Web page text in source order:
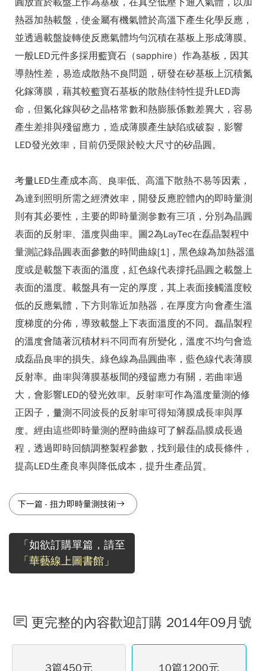
圓放置於載盤上作為基板，在真空低壓下通入氣體，以加
熱器加熱載盤，使金屬有機氣體於高溫下產生化學反應，
並透過載盤旋轉使反應氣體均勻沉積在基板上形成薄膜。
一般LED元件多採用藍寶石（sapphire）作為基板，因其
導熱性差，易造成散熱不良問題，研發在矽基板上沉積氮
化鎵薄膜，藉其較藍寶石基板的散熱佳特性提升LED壽
命，但氮化鎵與矽之晶格常數和熱膨脹係數差異大，容易
產生差排與殘留應力，造成薄膜產生缺陷或破裂，影響
LED發光效率，目前仍受限於較大尺寸的矽晶圓。
考量LED生產成本高、良率低、高溫下散熱不易等因素，
為達到照明所需之經濟效率，開發反應腔體內的即時量測
則有其必要性，主要的即時量測參數有三項，分別為晶圓
表面的反射率、溫度與曲率。圖2為LayTec在磊晶製程中
量測記錄晶圓表面參數的時間曲線[1]，黑色線為加熱器溫
度或是載盤下表面的溫度，紅色線代表撐托晶圓之載盤上
表面的溫度。載盤具有一定的厚度，其上表面接觸溫度較
低的反應氣體，下方則靠近加熱器，在厚度方向會產生溫
度梯度的分佈，導致載盤上下表面溫度的不同。磊晶製程
的溫度會隨著沉積材料不同而有所變化，溫度不均勻會造
成磊晶良率的損失。綠色線為晶圓曲率，藍色線代表薄膜
反射率。曲率與薄膜基板間的殘留應力有關，若曲率過
大，會影響LED的發光效率。反射率可作為溫度量測的修
正因子，量測不同波長的反射率可得知薄膜成長率與厚
度。經由這些即時量測的歷時曲線可了解磊晶膜成長過
程，透過即時回饋調整製程參數，找到最佳的成長條件，
提高LED生產良率與降低成本，提升生產品質。
下一篇 - 扭力即時量測技術
「如欲訂購單篇，請至
「華藝線上圖書館」
更完整的內容歡迎訂購 2014年09月號
3篇450元 10篇1200元